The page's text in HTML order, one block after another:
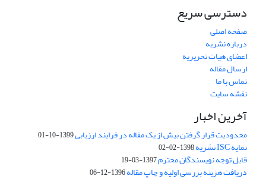
دسترسی سریع
صفحه اصلی
درباره نشریه
اعضای هیات تحریریه
ارسال مقاله
تماس با ما
نقشه سایت
آخرین اخبار
محدودیت قرار گرفتن بیش از یک مقاله در فرایند ارزیابی1399-10-01
نمایه ISC نشریه 1398-02-02
قابل توجه نویسندگان محترم1397-03-19
دریافت هزینه بررسی اولیه و چاپ مقاله1396-12-06